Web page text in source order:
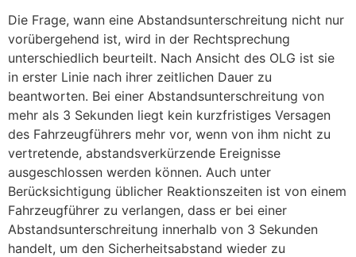
Die Frage, wann eine Abstandsunterschreitung nicht nur
vorübergehend ist, wird in der Rechtsprechung
unterschiedlich beurteilt. Nach Ansicht des OLG ist sie
in erster Linie nach ihrer zeitlichen Dauer zu
beantworten. Bei einer Abstandsunterschreitung von
mehr als 3 Sekunden liegt kein kurzfristiges Versagen
des Fahrzeugführers mehr vor, wenn von ihm nicht zu
vertretende, abstandsverkürzende Ereignisse
ausgeschlossen werden können. Auch unter
Berücksichtigung üblicher Reaktionszeiten ist von einem
Fahrzeugführer zu verlangen, dass er bei einer
Abstandsunterschreitung innerhalb von 3 Sekunden
handelt, um den Sicherheitsabstand wieder zu